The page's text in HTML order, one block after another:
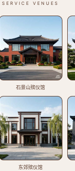
SERVICE VENUES
石景山殡仪馆
东郊殡仪馆